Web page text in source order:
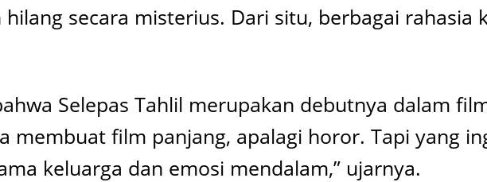
secara misterius. Dari situ, berbagai rahasia
Selepas Tahlil merupakan debutnya dalam
membuat film panjang, apalagi horor. Tapi yang
keluarga dan emosi mendalam,” ujarnya.